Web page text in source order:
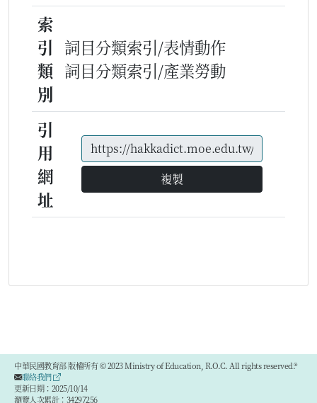
索
引
類
別
詞目分類索引/表情動作
詞目分類索引/產業勞動
引
用
網
址
複製
中華民國教育部 版權所有 © 2023 Ministry of Education, R.O.C. All rights reserved.®
聯絡我們
更新日期：2025/10/14
瀏覽人次累計：34297256